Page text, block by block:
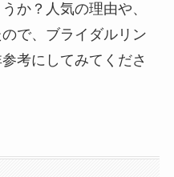
か？人気の理由や、
で、ブライダルリン
考にしてみてくださ